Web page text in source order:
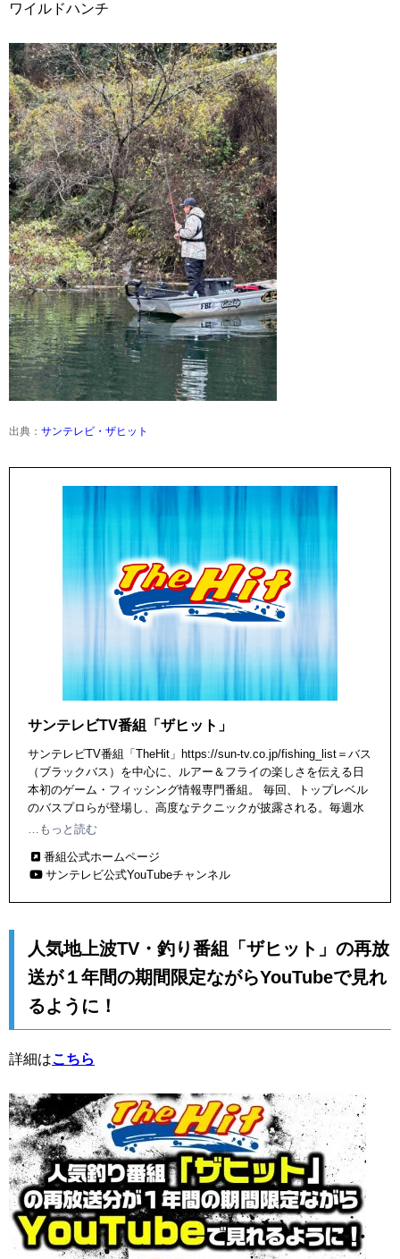
ワイルドハンチ
出典： サンテレビ・ザヒット
サンテレビTV番組「ザヒット」
サンテレビTV番組「TheHit」https://sun-tv.co.jp/fishing_list＝バス
（ブラックバス）を中心に、ルアー＆フライの楽しさを伝える日
本初のゲーム・フィッシング情報専門番組。 毎回、トップレベル
のバスプロらが登場し、高度なテクニックが披露される。毎週水
曜 午後10時 ～ 10時30分放送！ 再放送 毎週木曜 午前8時 ～ 8時
ビ神奈川・毎週土曜 午前7時～ 放送 放送エリア圏外の方はサン
テレビ公式YouTubeチャンネルをチェック!
…もっと読む
番組公式ホームページ
サンテレビ公式YouTubeチャンネル
人気地上波TV・釣り番組「ザヒット」の再放
送が１年間の期間限定ながらYouTubeで見れ
るように！
詳細はこちら